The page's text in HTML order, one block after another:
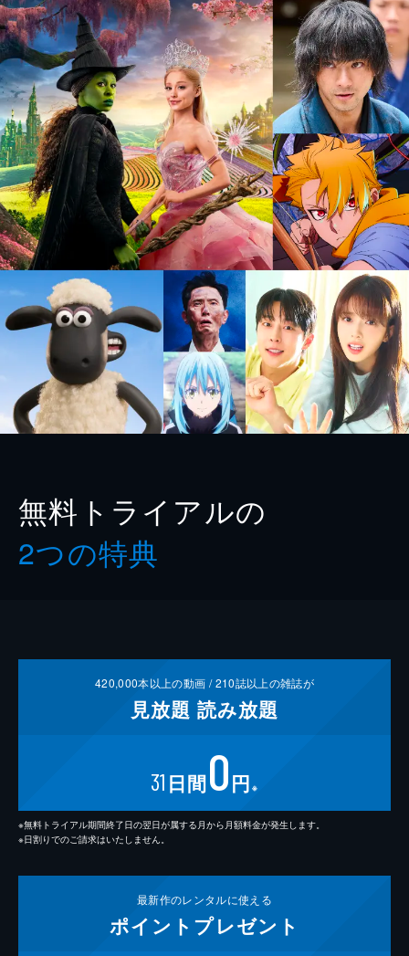
無料トライアルの
2つの特典
420,000本以上の動画 /210誌以上の雑誌が
見放題 読み放題
31 日間0円 ※
※無料トライアル期間終了日の翌日が属する月から月額料金が発生します。
※日割りでのご請求はいたしません。
最新作のレンタルに使える
ポイント プレゼント